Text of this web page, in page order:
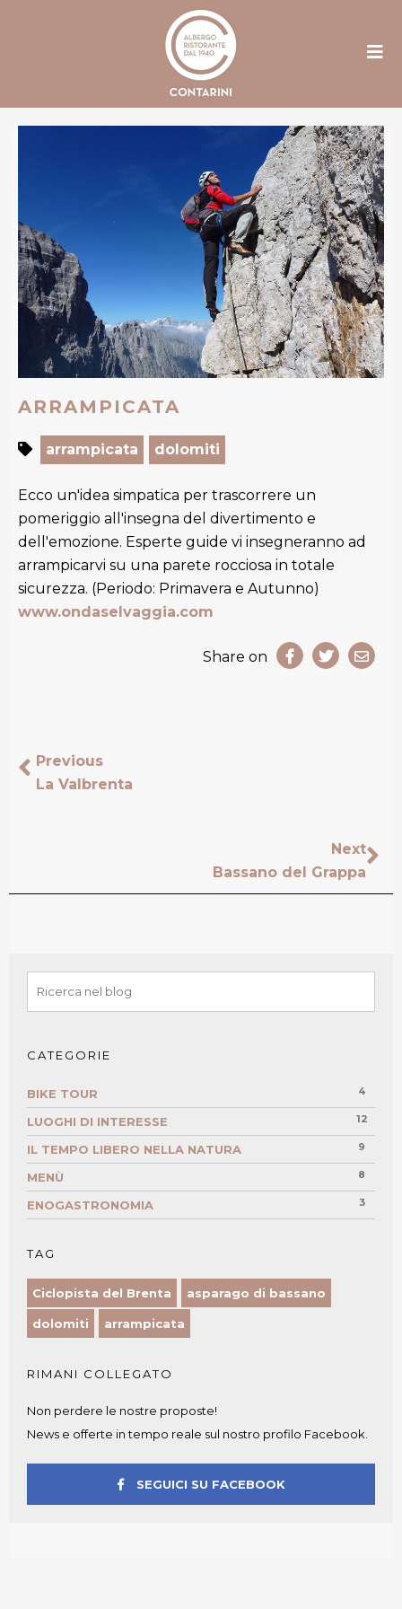
ARRAMPICATA
arrampicata dolomiti
Ecco un'idea simpatica per trascorrere un
pomeriggio all'insegna del divertimento e
dell'emozione. Esperte guide vi insegneranno ad
arrampicarvi su una parete rocciosa in totale
sicurezza. (Periodo: Primavera e Autunno)
www.ondaselvaggia.com
Share on
Previous
La Valbrenta
Next
Bassano del Grappa
CATEGORIE
BIKE TOUR 4
LUOGHI DI INTERESSE 12
IL TEMPO LIBERO NELLA NATURA 9
MENÙ 8
ENOGASTRONOMIA 3
TAG
Ciclopista del Brenta asparago di bassano
dolomiti arrampicata
RIMANI COLLEGATO
Non perdere le nostre proposte!
News e offerte in tempo reale sul nostro profilo Facebook.
SEGUICI SU FACEBOOK